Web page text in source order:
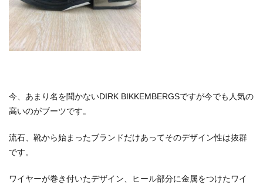
今、あまり名を聞かないDIRK BIKKEMBERGSですが今でも人気の
高いのがブーツです。
流石、靴から始まったブランドだけあってそのデザイン性は抜群
です。
ワイヤーが巻き付いたデザイン、ヒール部分に金属をつけたワイ